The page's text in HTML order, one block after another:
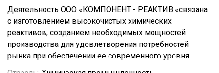
Деятельность ООО «КОМПОНЕНТ - РЕАКТИВ «связана
с изготовлением высокочистых химических
реактивов, созданием необходимых мощностей
производства для удовлетворения потребностей
рынка при обеспечении ее современного уровня.